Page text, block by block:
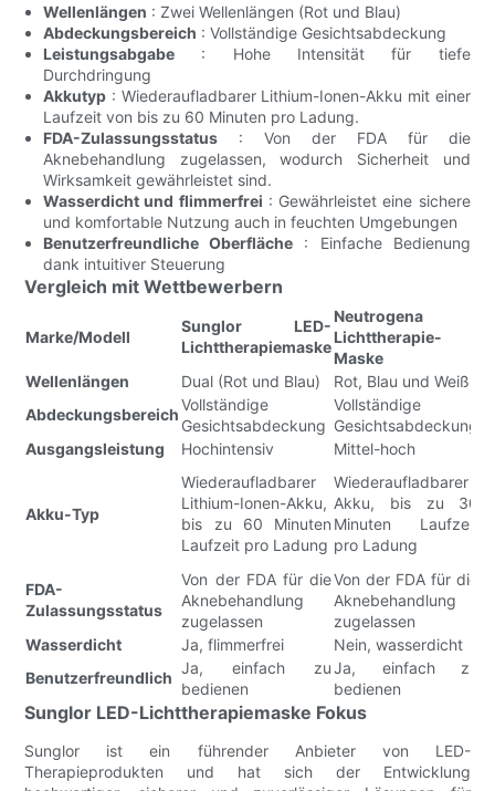
Wellenlängen : Zwei Wellenlängen (Rot und Blau)
Abdeckungsbereich : Vollständige Gesichtsabdeckung
Leistungsabgabe : Hohe Intensität für tiefe
Durchdringung
Akkutyp : Wiederaufladbarer Lithium-Ionen-Akku mit einer
Laufzeit von bis zu 60 Minuten pro Ladung.
FDA-Zulassungsstatus : Von der FDA für die
Aknebehandlung zugelassen, wodurch Sicherheit und
Wirksamkeit gewährleistet sind.
Wasserdicht und flimmerfrei : Gewährleistet eine sichere
und komfortable Nutzung auch in feuchten Umgebungen
Benutzerfreundliche Oberfläche : Einfache Bedienung
dank intuitiver Steuerung
Vergleich mit Wettbewerbern
Marke/Modell
Sunglor LED-
Lichttherapiemaske
Neutrogena
Lichttherapie-
Maske
Wellenlängen
Dual (Rot und Blau) Rot, Blau und Weiß
Abdeckungsbereich
Vollständige
Gesichtsabdeckung
Vollständige
Gesichtsabdeckung
Ausgangsleistung
Hochintensiv Mittel-hoch
Akku-Typ
Wiederaufladbarer
Lithium-Ionen-Akku,
bis zu 60 Minuten
Laufzeit pro Ladung
Wiederaufladbarer
Akku, bis zu 30
Minuten Laufzeit
pro Ladung
FDA-
Zulassungsstatus
Von der FDA für die
Aknebehandlung
zugelassen
Von der FDA für die
Aknebehandlung
zugelassen
Wasserdicht
Ja, flimmerfrei Nein, wasserdicht
Benutzerfreundlich
Ja, einfach zu
bedienen
Ja, einfach zu
bedienen
Sunglor LED-Lichttherapiemaske Fokus
Sunglor ist ein führender Anbieter von LED-
Therapieprodukten und hat sich der Entwicklung